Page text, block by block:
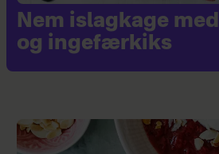
Nem islagkage
og ingefærkiks